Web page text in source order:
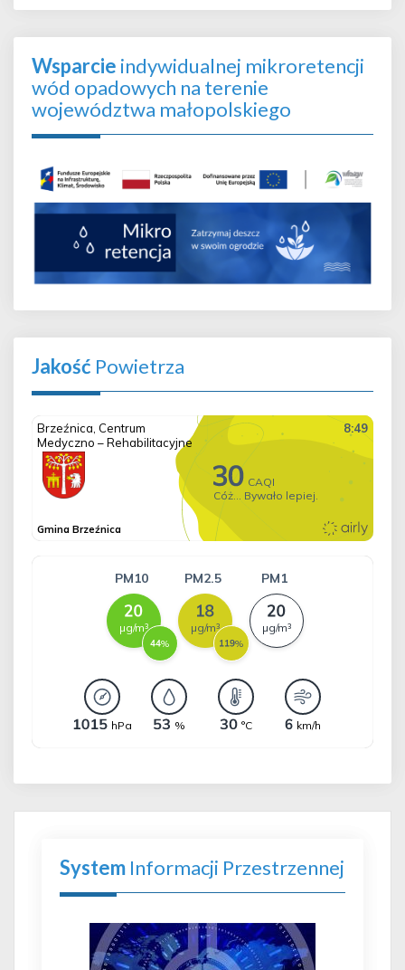
Wsparcie indywidualnej mikroretencji
wód opadowych na terenie
województwa małopolskiego
Jakość Powietrza
System Informacji Przestrzennej